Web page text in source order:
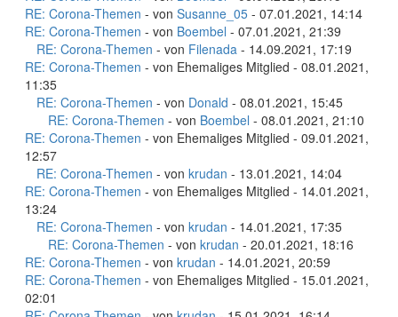
RE: Corona-Themen - von Susanne_05 - 07.01.2021, 14:14
RE: Corona-Themen - von Boembel - 07.01.2021, 21:39
RE: Corona-Themen - von Filenada - 14.09.2021, 17:19
RE: Corona-Themen - von Ehemaliges Mitglied - 08.01.2021,
11:35
RE: Corona-Themen - von Donald - 08.01.2021, 15:45
RE: Corona-Themen - von Boembel - 08.01.2021, 21:10
RE: Corona-Themen - von Ehemaliges Mitglied - 09.01.2021,
12:57
RE: Corona-Themen - von krudan - 13.01.2021, 14:04
RE: Corona-Themen - von Ehemaliges Mitglied - 14.01.2021,
13:24
RE: Corona-Themen - von krudan - 14.01.2021, 17:35
RE: Corona-Themen - von krudan - 20.01.2021, 18:16
RE: Corona-Themen - von krudan - 14.01.2021, 20:59
RE: Corona-Themen - von Ehemaliges Mitglied - 15.01.2021,
02:01